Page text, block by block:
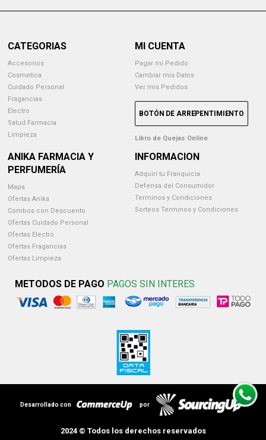
CATEGORIAS
Accesorios
Cosmetica
Cuidado Personal
Fragancias
Electro
Salud Farmacia
Limpieza
MI CUENTA
Pagar mi Pedido
Cambiar mis Datos
Ver mis Pedidos
BOTÓN DE ARREPENTIMIENTO
Libro de Quejas Online
ANIKA FARMACIA Y
PERFUMERÍA
Mapa
Ofertas Anika
Combos con Descuento
Ofertas Cuidado Personal
Ofertas Electro
Ofertas Fragancias
Ofertas Limpieza
INFORMACION
Adquirí tu Franquicia
Defensa del Consumidor
Terminos y Condiciones
Sorteos Terminos y Condiciones
METODOS DE PAGO PAGOS SIN INTERES
Desarrollado con por
2024 © Todos los derechos reservados